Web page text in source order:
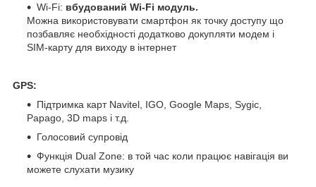
Wi-Fi: вбудований Wi-Fi модуль.
Можна використовувати смартфон як точку доступу що
позбавляє необхідності додатково докупляти модем і
SIM-карту для виходу в інтернет
GPS:
Підтримка карт Navitel, IGO, Google Maps, Sygic,
Papago, 3D maps і т.д.
Голосовий супровід
Функція Dual Zone: в той час коли працює навігація ви
можете слухати музику